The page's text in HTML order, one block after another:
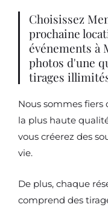
Choisissez
prochaine
événements à
photos d'une
tirages
Nous sommes fiers
la plus haute
vous créerez des
vie.
De plus, chaque
comprend des